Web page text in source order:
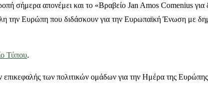
σήμερα απονέμει και το «Βραβείο Jan Amos Comenius
την Ευρώπη που διδάσκουν για την Ευρωπαϊκή Ένωση με
Τύπου.
των πολιτικών ομάδων για την Ημέρα της